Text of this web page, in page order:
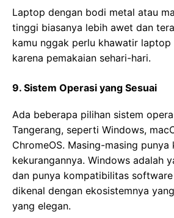
Laptop dengan bodi metal atau
tinggi biasanya lebih awet dan
kamu nggak perlu khawatir
karena pemakaian sehari-hari.
9. Sistem Operasi yang Sesuai
Ada beberapa pilihan sistem
Tangerang, seperti Windows,
ChromeOS. Masing-masing punya
kekurangannya. Windows adalah
dan punya kompatibilitas software
dikenal dengan ekosistemnya
yang elegan.